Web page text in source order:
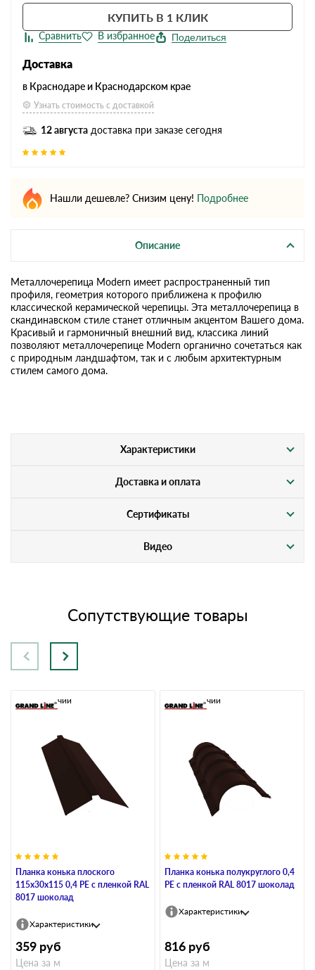
КУПИТЬ В 1 КЛИК
Поделиться
Доставка
в Краснодаре и Краснодарском крае
Узнать стоимость с доставкой
12 августа доставка при заказе сегодня
Нашли дешевле? Снизим цену! Подробнее
Описание
Металлочерепица Modern имеет распространенный тип
профиля, геометрия которого приближена к профилю
классической керамической черепицы. Эта металлочерепица в
скандинавском стиле станет отличным акцентом Вашего дома.
Красивый и гармоничный внешний вид, классика линий
позволяют металлочерепице Modern органично сочетаться как
с природным ландшафтом, так и с любым архитектурным
стилем самого дома.
Характеристики
Доставка и оплата
Сертификаты
Видео
Сопутствующие товары
Планка конька плоского
115х30х115 0,4 PE с пленкой RAL
8017 шоколад
В наличии
Характеристики
359 руб
Цена за м
Планка конька полукруглого 0,4
PE с пленкой RAL 8017 шоколад
В наличии
Характеристики
816 руб
Цена за м